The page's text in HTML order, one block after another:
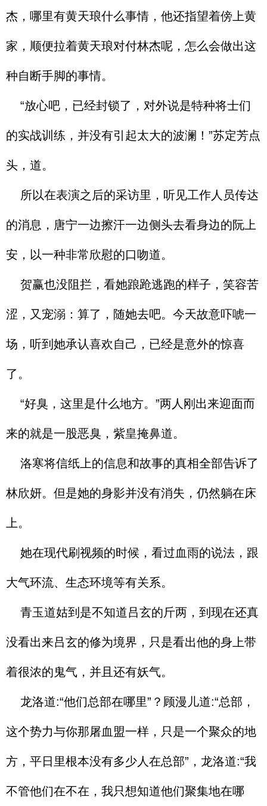
杰，哪里有黄天琅什么事情，他还指望着傍上黄
家，顺便拉着黄天琅对付林杰呢，怎么会做出这
种自断手脚的事情。
“放心吧，已经封锁了，对外说是特种将士们
的实战训练，并没有引起太大的波澜！”苏定芳点
头，道。
所以在表演之后的采访里，听见工作人员传达
的消息，唐宁一边擦汗一边侧头去看身边的阮上
安，以一种非常欣慰的口吻道。
贺赢也没阻拦，看她踉跄逃跑的样子，笑容苦
涩，又宠溺：算了，随她去吧。今天故意吓唬一
场，听到她承认喜欢自己，已经是意外的惊喜
了。
“好臭，这里是什么地方。”两人刚出来迎面而
来的就是一股恶臭，紫皇掩鼻道。
洛寒将信纸上的信息和故事的真相全部告诉了
林欣妍。但是她的身影并没有消失，仍然躺在床
上。
她在现代刷视频的时候，看过血雨的说法，跟
大气环流、生态环境等有关系。
青玉道姑到是不知道吕玄的斤两，到现在还真
没看出来吕玄的修为境界，只是看出他的身上带
着很浓的鬼气，并且还有妖气。
龙洛道:“他们总部在哪里”？顾漫儿道:“总部，
这个势力与你那屠血盟一样，只是一个聚众的地
方，平日里根本没有多少人在总部”，龙洛道:“我
不管他们在不在，我只想知道他们聚集地在哪